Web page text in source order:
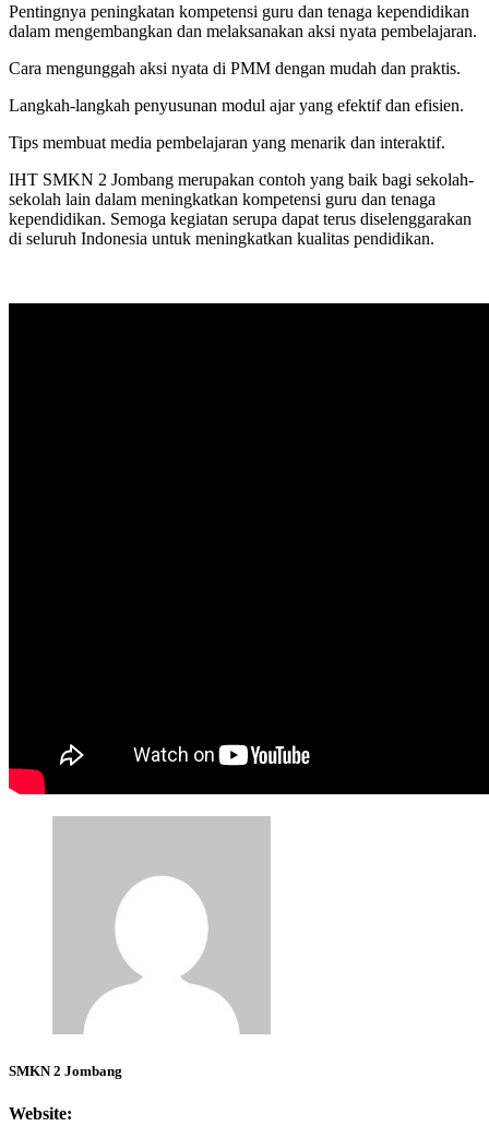
Pentingnya peningkatan kompetensi guru dan tenaga kependidikan
dalam mengembangkan dan melaksanakan aksi nyata pembelajaran.
Cara mengunggah aksi nyata di PMM dengan mudah dan praktis.
Langkah-langkah penyusunan modul ajar yang efektif dan efisien.
Tips membuat media pembelajaran yang menarik dan interaktif.
IHT SMKN 2 Jombang merupakan contoh yang baik bagi sekolah-
sekolah lain dalam meningkatkan kompetensi guru dan tenaga
kependidikan. Semoga kegiatan serupa dapat terus diselenggarakan
di seluruh Indonesia untuk meningkatkan kualitas pendidikan.
SMKN 2 Jombang
Website: